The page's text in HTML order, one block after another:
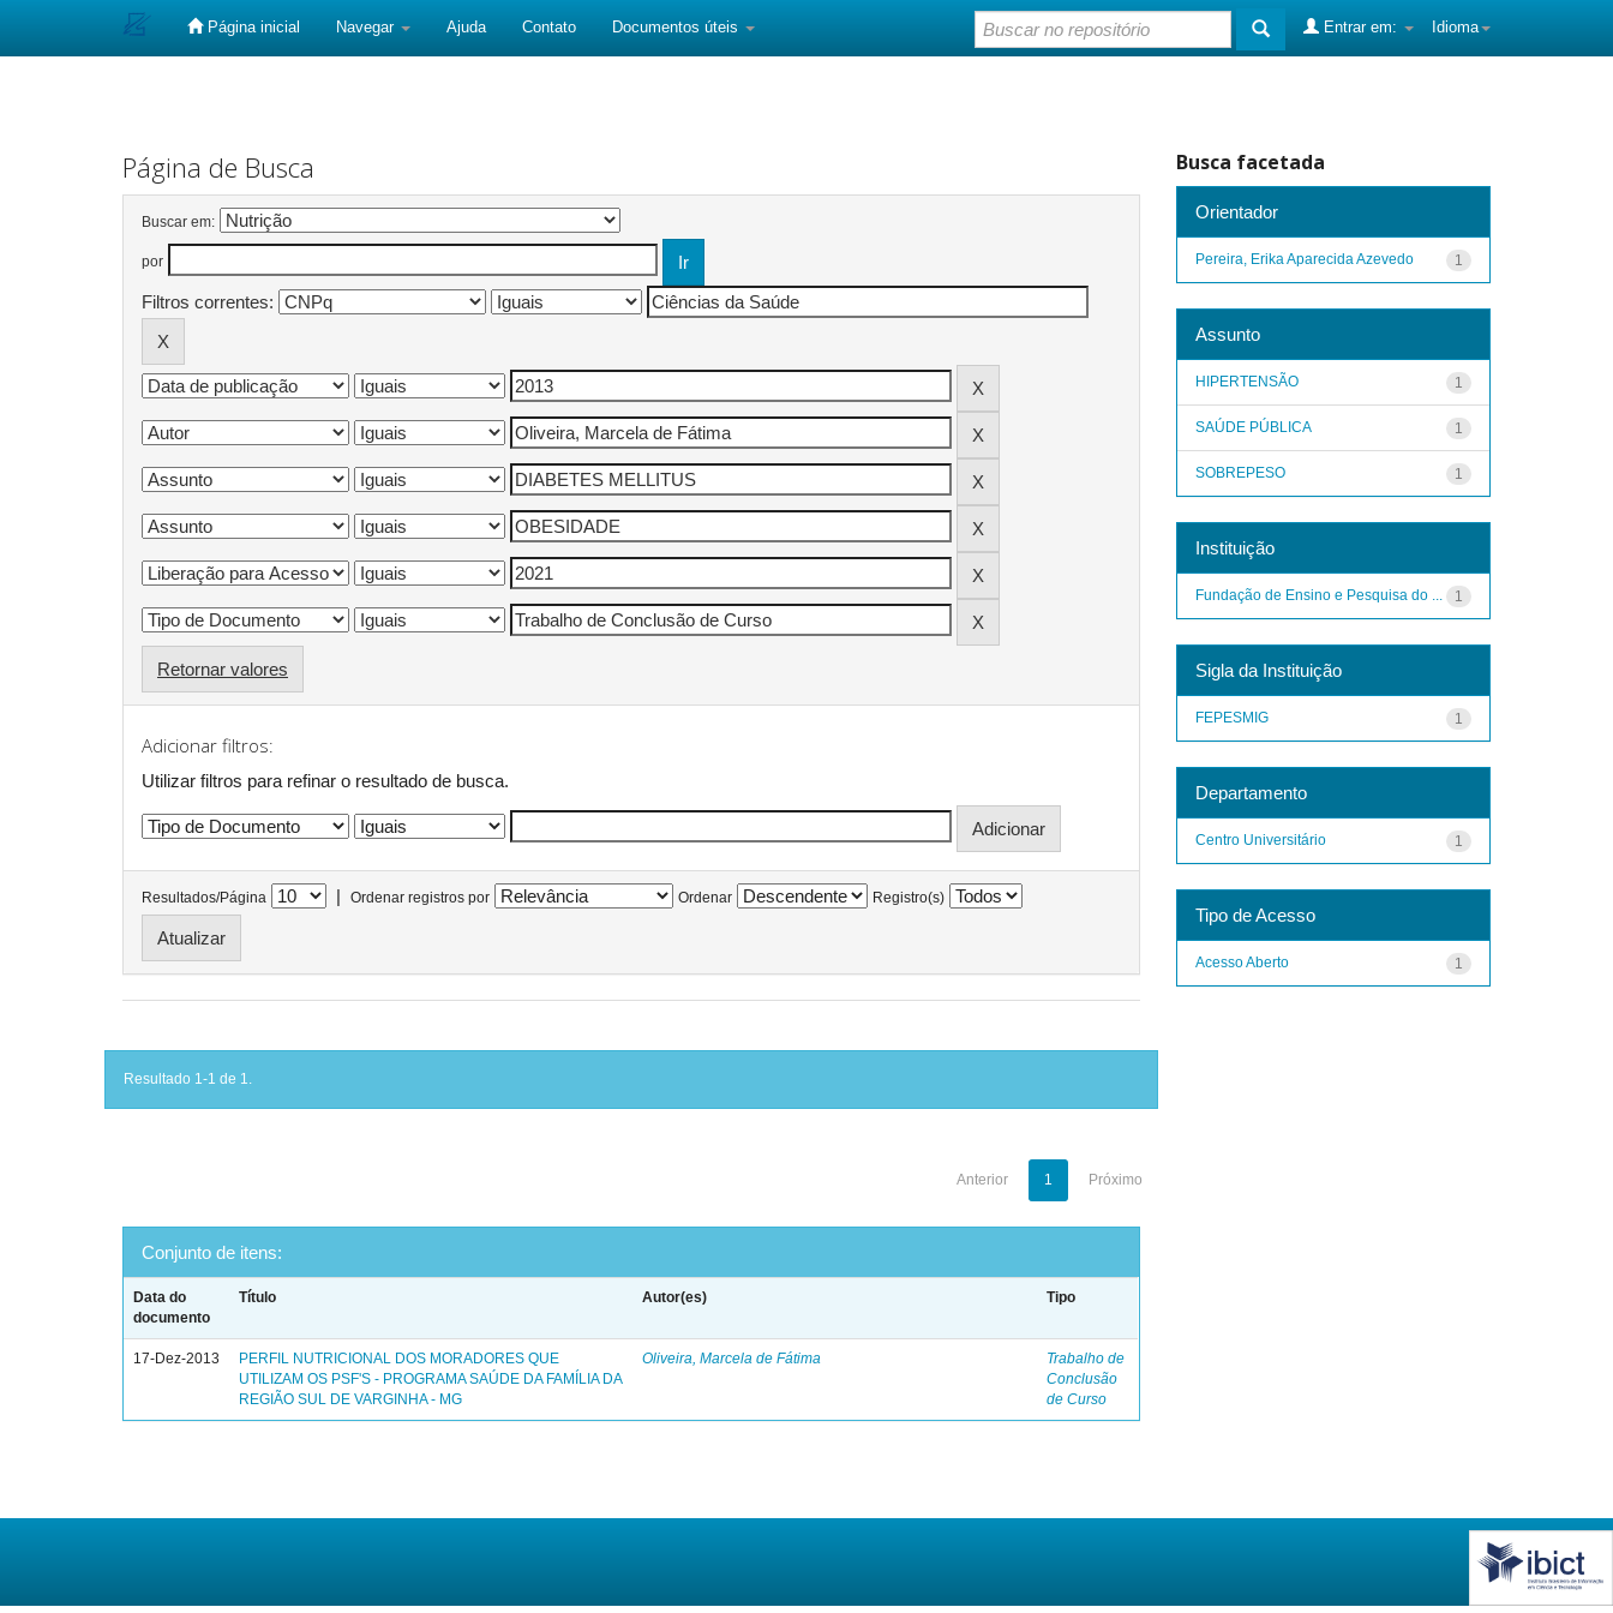
Página inicial Navegar Ajuda Contato Documentos úteis Idioma
Entrar em:
Página de Busca
Buscar em:
por
Filtros correntes:
Retornar valores
Adicionar filtros:
Utilizar filtros para refinar o resultado de busca.
Resultados/Página | Ordenar registros por Ordenar Registro(s)
Resultado 1-1 de 1.
Anterior 1 Próximo
Conjunto de itens:
Data do
documento
Título Autor(es) Tipo
17-Dez-2013
PERFIL NUTRICIONAL DOS MORADORES QUE
UTILIZAM OS PSF'S - PROGRAMA SAÚDE DA FAMÍLIA DA
REGIÃO SUL DE VARGINHA - MG
Oliveira, Marcela de Fátima
Trabalho de
Conclusão
de Curso
Busca facetada
Orientador
1
Pereira, Erika Aparecida Azevedo
Assunto
1
HIPERTENSÃO
1
SAÚDE PÚBLICA
1
SOBREPESO
Instituição
1
Fundação de Ensino e Pesquisa do ...
Sigla da Instituição
1
FEPESMIG
Departamento
1
Centro Universitário
Tipo de Acesso
1
Acesso Aberto